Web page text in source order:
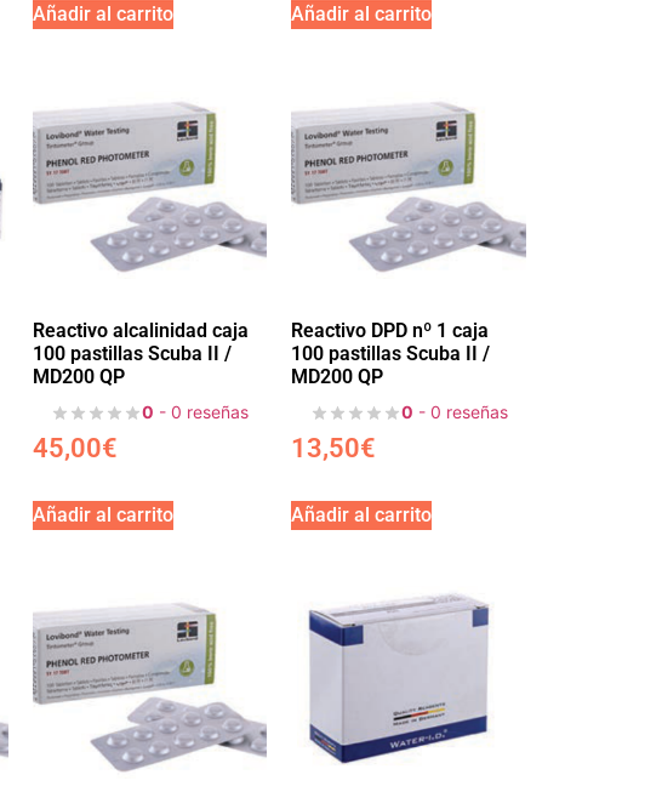
Añadir al carrito Añadir al carrito
Reactivo alcalinidad caja
100 pastillas Scuba II /
MD200 QP
0 - 0 reseñas
45,00€
Añadir al carrito
Reactivo DPD nº 1 caja
100 pastillas Scuba II /
MD200 QP
0 - 0 reseñas
13,50€
Añadir al carrito